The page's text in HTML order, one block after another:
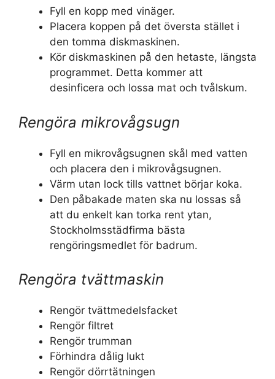
Fyll en kopp med vinäger.
Placera koppen på det översta stället i
den tomma diskmaskinen.
Kör diskmaskinen på den hetaste, längsta
programmet. Detta kommer att
desinficera och lossa mat och tvålskum.
Rengöra mikrovågsugn
Fyll en mikrovågsugnen skål med vatten
och placera den i mikrovågsugnen.
Värm utan lock tills vattnet börjar koka.
Den påbakade maten ska nu lossas så
att du enkelt kan torka rent ytan,
Stockholmsstädfirma bästa
rengöringsmedlet för badrum.
Rengöra tvättmaskin
Rengör tvättmedelsfacket
Rengör filtret
Rengör trumman
Förhindra dålig lukt
Rengör dörrtätningen